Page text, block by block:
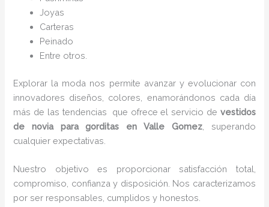
Joyas
Carteras
Peinado
Entre otros.
Explorar la moda nos permite avanzar y evolucionar con
innovadores diseños, colores, enamorándonos cada día
más de las tendencias que ofrece el servicio de vestidos
de novia para gorditas en Valle Gomez, superando
cualquier expectativas.
Nuestro objetivo es proporcionar satisfacción total,
compromiso, confianza y disposición. Nos caracterizamos
por ser responsables, cumplidos y honestos.